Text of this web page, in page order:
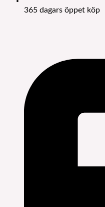
365 dagars öppet köp